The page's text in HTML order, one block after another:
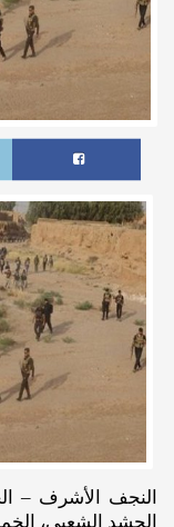
النجف الأشرف –
الحشد الشعبي،